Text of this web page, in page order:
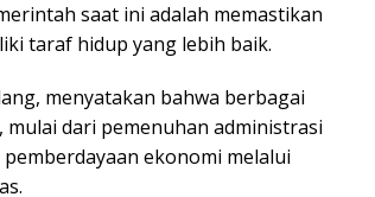
saat ini adalah memastikan
taraf hidup yang lebih baik.
menyatakan bahwa berbagai
dari pemenuhan administrasi
ekonomi melalui